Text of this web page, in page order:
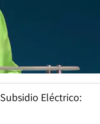
Eléctrico: